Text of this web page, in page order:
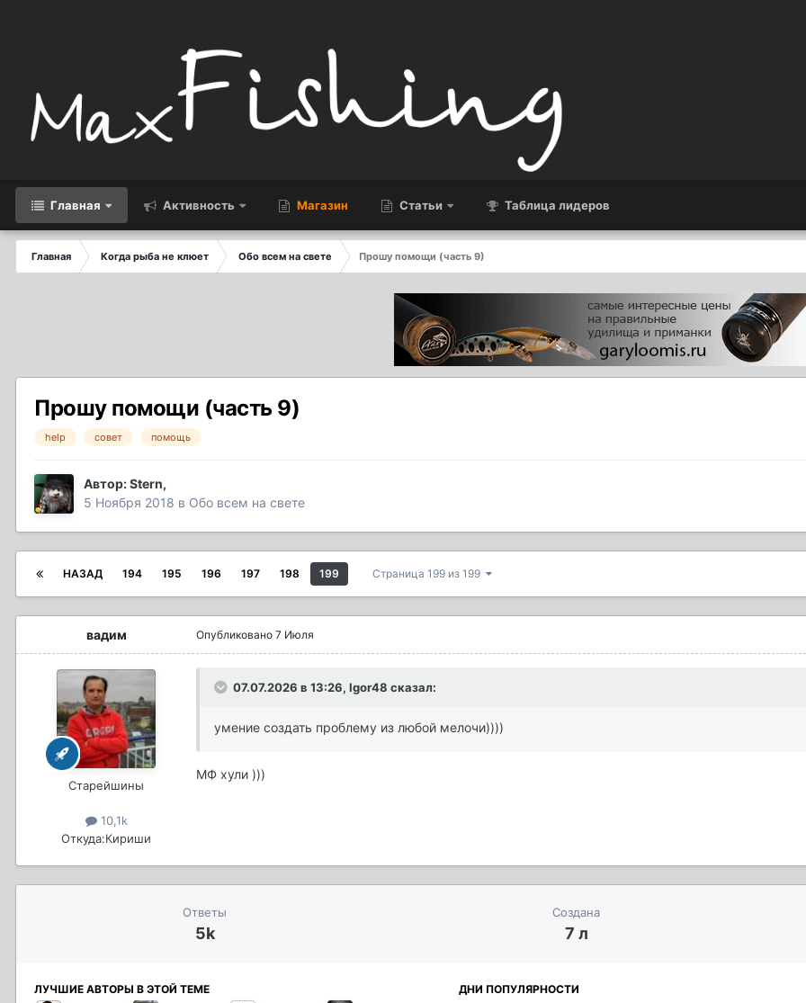
Главная Активность Магазин Статьи Таблица лидеров
Главная Когда рыба не клюет Обо всем на свете Прошу помощи (часть 9)
Прошу помощи (часть 9)
help совет помощь
Автор:Stern,
5 Ноября 2018 в Обо всем на свете
НАЗАД 194 195 196 197 198 199 Страница 199 из 199
вадим
Старейшины
10,1k
Откуда:Кириши
Опубликовано 7 Июля
07.07.2026 в 13:26, Igor48 сказал:
умение создать проблему из любой мелочи))))
МФ хули )))
Ответы
5k
Создана
7 л
ЛУЧШИЕ АВТОРЫ В ЭТОЙ ТЕМЕ ДНИ ПОПУЛЯРНОСТИ